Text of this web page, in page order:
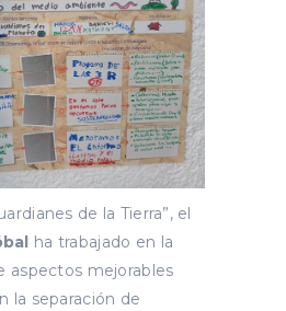
de la Tierra”, el
ha trabajado en la
aspectos mejorables
la separación de